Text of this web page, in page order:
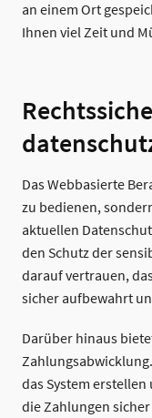
an einem Ort
Ihnen viel Zeit und
Das Webbasierte
zu bedienen,
aktuellen
den Schutz der
darauf vertrauen,
sicher aufbewahrt
Darüber hinaus
das System
die Zahlungen